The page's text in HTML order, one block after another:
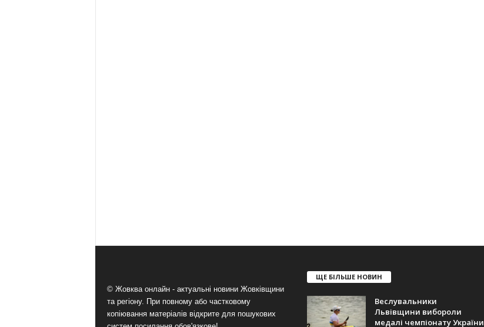
© Жовква онлайн - актуальні новини Жовківщини
та регіону. При повному або частковому
копіювання матеріалів відкрите для пошукових
ЩЕ БІЛЬШЕ НОВИН
Веслувальники
Львівщини вибороли
медалі чемпіонату України